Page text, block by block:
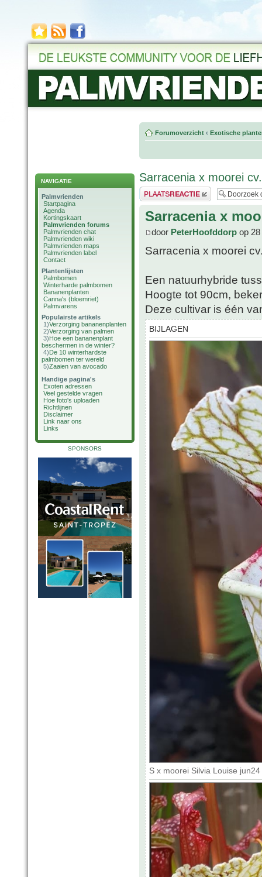
NAVIGATIE
Palmvrienden
Startpagina
Agenda
Kortingskaart
Palmvrienden forums
Palmvrienden chat
Palmvrienden wiki
Palmvrienden maps
Palmvrienden label
Contact
Plantenlijsten
Palmbomen
Winterharde palmbomen
Bananenplanten
Canna's (bloemriet)
Palmvarens
Populairste artikels
1)Verzorging bananenplanten
2)Verzorging van palmen
3)Hoe een bananenplant
beschermen in de winter?
4)De 10 winterhardste
palmbomen ter wereld
5)Zaaien van avocado
Handige pagina's
Exoten adressen
Veel gestelde vragen
Hoe foto's uploaden
Richtlijnen
Disclaimer
Link naar ons
Links
SPONSORS
Forumoverzicht ‹ Exotische
Sarracenia x moorei
Plaats een reactie
Sarracenia x
door PeterHoofddorp op
Sarracenia x moorei
Een natuurhybride
Hoogte tot 90cm,
Deze cultivar is één
BIJLAGEN
S x moorei Silvia Louise